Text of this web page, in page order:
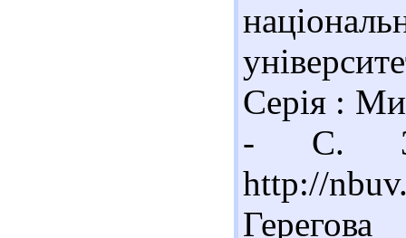
Серія :
- С. 3-
http://